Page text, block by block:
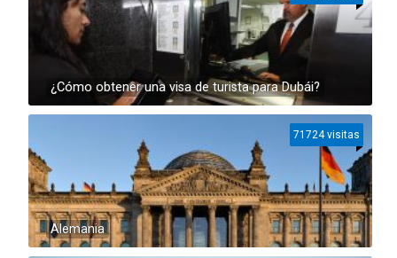
¿Cómo obtener una visa de turista para Dubái?
Alemania
71724 visitas